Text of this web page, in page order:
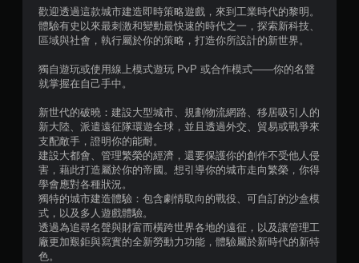
顆
星
）
，
共
5
7
4
4
歡迎透過這款城市建造即時策略遊戲，來到工業時代的黎明。
體驗有史以來最刺激和變動最快速的時代之一，探索新科技、
區域與社會，執行屬於你的策略，打造你所設計的新世界。
獨自遊玩或使用線上模式遊玩 PvP 或合作模式——你的名聲
就掌握在自己手中。
新世代的破曉：建設大型城市、規劃物流網路、移居吸引人的
新大陸、派遣遠征隊環遊全球，並且透過外交、貿易或戰爭來
支配敵手，證明你的能耐。
建設大都會、管理繁榮的經濟，還要保護你的創作不受他人侵
害，藉此打造屬於你的帝國。想引導你的城市走向繁榮，你得
學會應對各種狀況。
獨特的城市建造體驗：包含劇情取向的戰役、可自訂的沙盒模
式，以及多人遊戲體驗。
透過為追尋名聲與財富而橫跨世界各地的遠征，以及讓管理工
廠更加艱鉅與寫實的全新勞動力功能，體驗屬於新時代的新特
色。